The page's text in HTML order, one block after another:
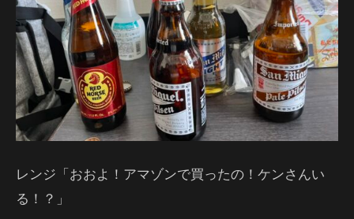
レンジ「おおよ！アマゾンで買ったの！ケンさんい
る！？」